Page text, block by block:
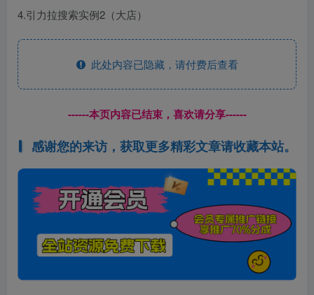
4.引力拉搜索实例2（大店）
此处内容已隐藏，请付费后查看
------本页内容已结束，喜欢请分享------
感谢您的来访，获取更多精彩文章请收藏本站。